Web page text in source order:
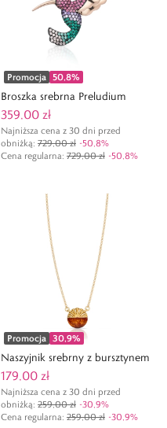
Promocja 50,8%
Broszka srebrna Preludium
359,00 zł
Najniższa cena z 30 dni przed
obniżką: 729,00 zł -50,8%
Cena regularna: 729,00 zł -50,8%
Promocja 30,9%
Naszyjnik srebrny z bursztynem
179,00 zł
Najniższa cena z 30 dni przed
obniżką: 259,00 zł -30,9%
Cena regularna: 259,00 zł -30,9%